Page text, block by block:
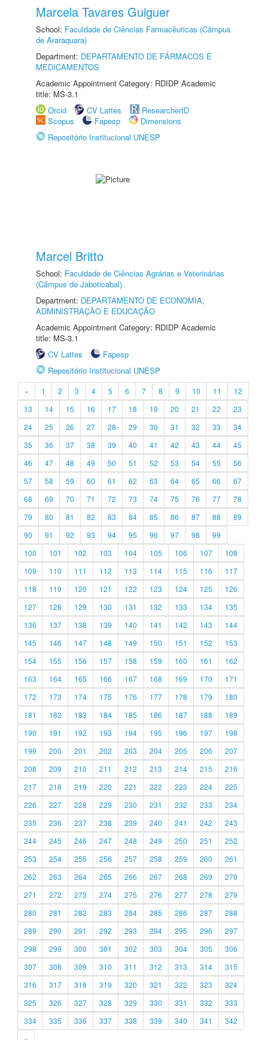
Marcela Tavares Guiguer
School: Faculdade de Ciências Farmacêuticas (Câmpus
de Araraquara)
Department: DEPARTAMENTO DE FÁRMACOS E
MEDICAMENTOS
Academic Appointment Category: RDIDP Academic
title: MS-3.1
Orcid
CV Lattes
ResearcherID
Scopus
Fapesp
Dimensions
Repositório Institucional UNESP
Marcel Britto
School: Faculdade de Ciências Agrárias e Veterinárias
(Câmpus de Jaboticabal)
Department: DEPARTAMENTO DE ECONOMIA,
ADMINISTRAÇÃO E EDUCAÇÃO
Academic Appointment Category: RDIDP Academic
title: MS-3.1
CV Lattes
Fapesp
Repositório Institucional UNESP
« 1 2 3 4 5 6 7 8 9 10 11
12
13
14 15 16 17 18 19 20 21 22
23
24
25 26 27 28 29 30 31 32 33
34
35
36 37 38 39 40 41 42 43 44
45
46
47 48 49 50 51 52 53 54 55
56
57
58 59 60 61 62 63 64 65 66
67
68
69 70 71 72 73 74 75 76 77
78
79
80 81 82 83 84 85 86 87 88
89
90
91 92 93 94 95 96 97 98
99
100
101 102 103 104 105 106 107
108
109
110 111 112 113 114 115 116
117
118
119 120 121 122 123 124 125
126
127
128 129 130 131 132 133 134
135
136
137 138 139 140 141 142 143
144
145
146 147 148 149 150 151 152
153
154
155 156 157 158 159 160 161
162
163
164 165 166 167 168 169 170
171
172
173 174 175 176 177 178 179
180
181
182 183 184 185 186 187 188
189
190
191 192 193 194 195 196 197
198
199
200 201 202 203 204 205 206
207
208
209 210 211 212 213 214 215
216
217
218 219 220 221 222 223 224
225
226
227 228 229 230 231 232 233
234
235
236 237 238 239 240 241 242
243
244
245 246 247 248 249 250 251
252
253
254 255 256 257 258 259 260
261
262
263 264 265 266 267 268 269
270
271
272 273 274 275 276 277 278
279
280
281 282 283 284 285 286 287
288
289
290 291 292 293 294 295 296
297
298
299 300 301 302 303 304 305
306
307
308 309 310 311 312 313 314
315
316
317 318 319 320 321 322 323
324
325
326 327 328 329 330 331 332
333
334
335 336 337 338 339 340 341
342